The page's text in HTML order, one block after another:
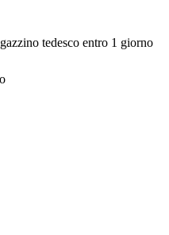
tedesco entro 1 giorno